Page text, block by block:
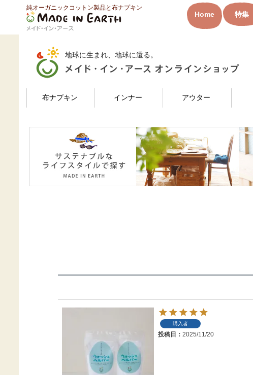
純オーガニックコットン製品と布ナプキン
Home 特集
HOME えんちょうさんのレビュー
地球に生まれ、地球に還る。
検索
布ナプキン インナー アウター
購入者
投稿日 2025/11/20